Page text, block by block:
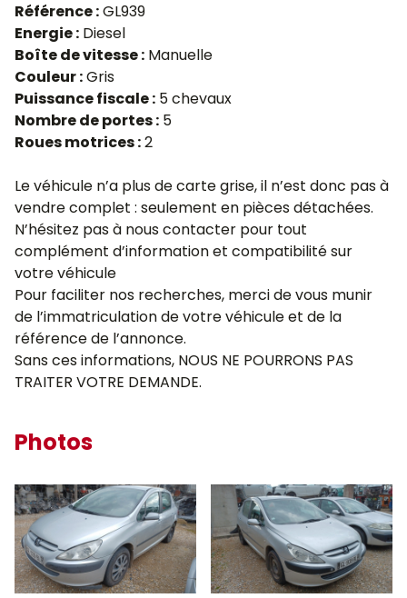
Référence :GL939
Energie : Diesel
Boîte de vitesse : Manuelle
Couleur :Gris
Puissance fiscale : 5 chevaux
Nombre de portes : 5
Roues motrices :2
Le véhicule n’a plus de carte grise, il n’est donc pas à
vendre complet : seulement en pièces détachées.
N’hésitez pas à nous contacter pour tout
complément d’information et compatibilité sur
votre véhicule
Pour faciliter nos recherches, merci de vous munir
de l’immatriculation de votre véhicule et de la
référence de l’annonce.
Sans ces informations, NOUS NE POURRONS PAS
TRAITER VOTRE DEMANDE.
Photos